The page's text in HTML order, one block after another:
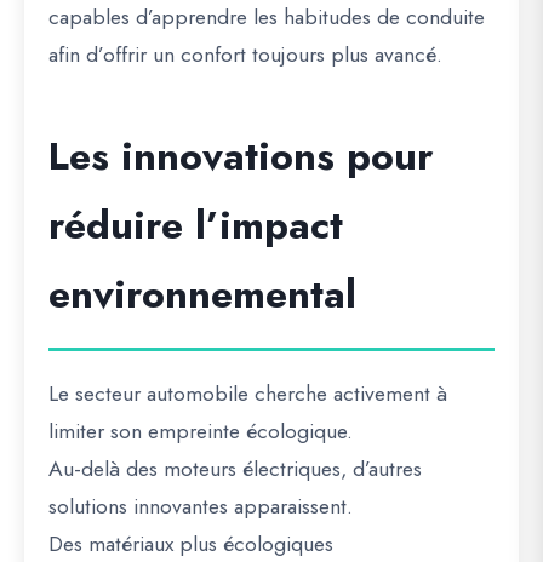
capables d’apprendre les habitudes de conduite
afin d’offrir un confort toujours plus avancé.
Les innovations pour
réduire l’impact
environnemental
Le secteur automobile cherche activement à
limiter son empreinte écologique.
Au-delà des moteurs électriques, d’autres
solutions innovantes apparaissent.
Des matériaux plus écologiques